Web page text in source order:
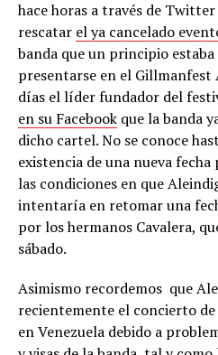
hace horas a través de
rescatar el ya cancelado
banda que un principio
presentarse en el Gillmanfest
días el líder fundador del
en su Facebook que la banda
dicho cartel. No se conoce
existencia de una nueva
las condiciones en que
intentaría en retomar una
por los hermanos Cavalera,
sábado.
Asimismo recordemos que
recientemente el concierto
en Venezuela debido a